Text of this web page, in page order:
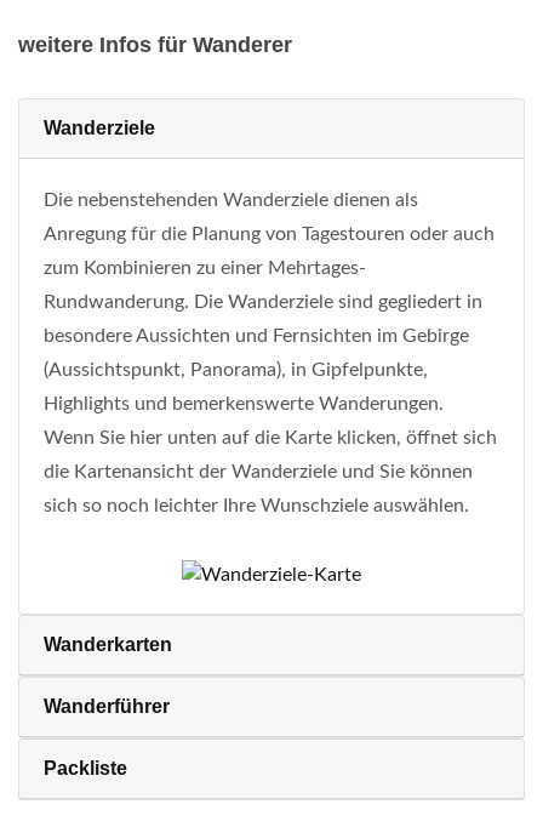
weitere Infos für Wanderer
Wanderziele
Die nebenstehenden Wanderziele dienen als
Anregung für die Planung von Tagestouren oder auch
zum Kombinieren zu einer Mehrtages-
Rundwanderung. Die Wanderziele sind gegliedert in
besondere Aussichten und Fernsichten im Gebirge
(Aussichtspunkt, Panorama), in Gipfelpunkte,
Highlights und bemerkenswerte Wanderungen.
Wenn Sie hier unten auf die Karte klicken, öffnet sich
die Kartenansicht der Wanderziele und Sie können
sich so noch leichter Ihre Wunschziele auswählen.
Wanderkarten
Wanderführer
Packliste